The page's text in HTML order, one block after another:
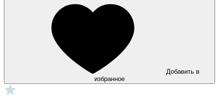
Добавить в
избранное